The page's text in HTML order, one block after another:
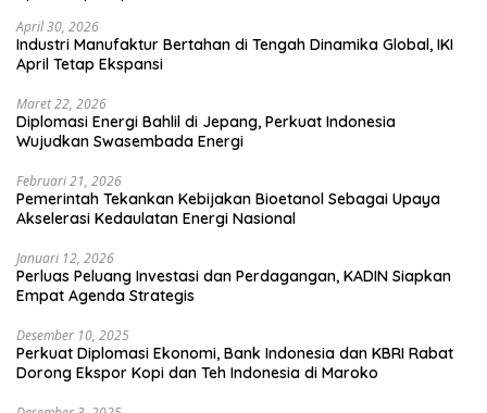
April 30, 2026
Industri Manufaktur Bertahan di Tengah Dinamika Global, IKI
April Tetap Ekspansi
Maret 22, 2026
Diplomasi Energi Bahlil di Jepang, Perkuat Indonesia
Wujudkan Swasembada Energi
Februari 21, 2026
Pemerintah Tekankan Kebijakan Bioetanol Sebagai Upaya
Akselerasi Kedaulatan Energi Nasional
Januari 12, 2026
Perluas Peluang Investasi dan Perdagangan, KADIN Siapkan
Empat Agenda Strategis
Desember 10, 2025
Perkuat Diplomasi Ekonomi, Bank Indonesia dan KBRI Rabat
Dorong Ekspor Kopi dan Teh Indonesia di Maroko